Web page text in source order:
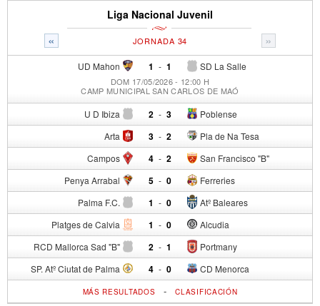
Liga Nacional Juvenil
« »
JORNADA 34
UD Mahon 1 - SD La Salle
1
DOM 17/05/2026 - 12:00 H
CAMP MUNICIPAL SAN CARLOS DE MAÓ
U D Ibiza 2 - Poblense
3
Arta 3 - Pla de Na Tesa
2
Campos 4 - San Francisco "B"
2
Penya Arrabal 5 - Ferreries
0
Palma F.C. 1 - Atº Baleares
0
Platges de Calvia 1 - Alcudia
0
RCD Mallorca Sad "B" 2 - Portmany
1
SP. Atº Ciutat de Palma 4 - CD Menorca
0
MÁS RESULTADOS -CLASIFICACIÓN